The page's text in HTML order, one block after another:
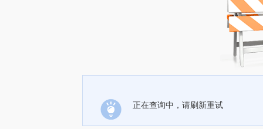
正在查询中，请刷新重试